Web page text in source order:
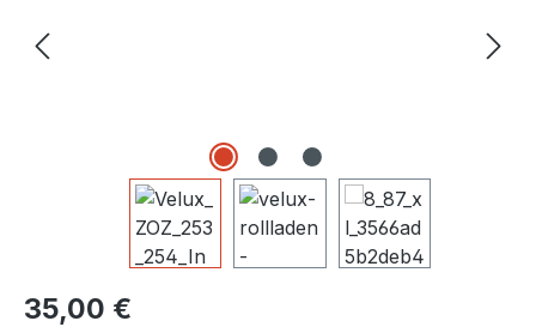
Regulärer Preis:
35,00 €